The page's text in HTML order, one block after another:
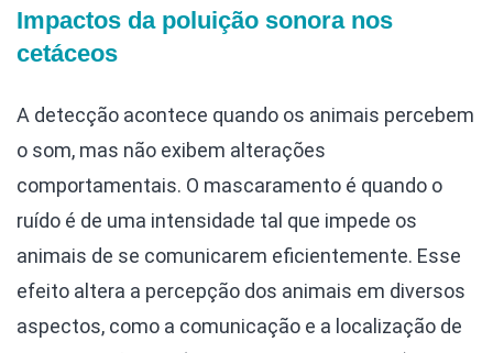
Impactos da poluição sonora nos
cetáceos
A detecção acontece quando os animais percebem
o som, mas não exibem alterações
comportamentais. O mascaramento é quando o
ruído é de uma intensidade tal que impede os
animais de se comunicarem eficientemente. Esse
efeito altera a percepção dos animais em diversos
aspectos, como a comunicação e a localização de